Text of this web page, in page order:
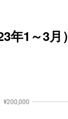
年1～3月）